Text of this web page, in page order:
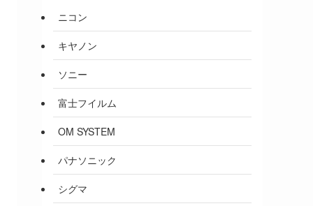
ニコン
キヤノン
ソニー
富士フイルム
OM SYSTEM
パナソニック
シグマ